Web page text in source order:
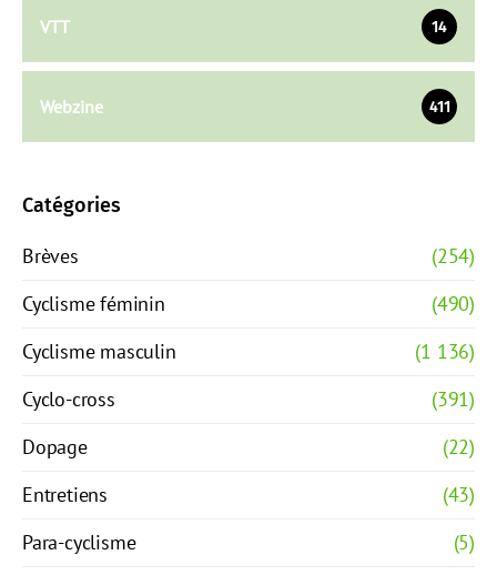
VTT 14
Webzine 411
Catégories
Brèves
(254)
Cyclisme féminin
(490)
Cyclisme masculin
(1 136)
Cyclo-cross
(391)
Dopage
(22)
Entretiens
(43)
Para-cyclisme
(5)